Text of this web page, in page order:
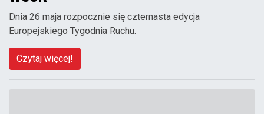
Dnia 26 maja rozpocznie się czternasta edycja
Europejskiego Tygodnia Ruchu.
Czytaj więcej!